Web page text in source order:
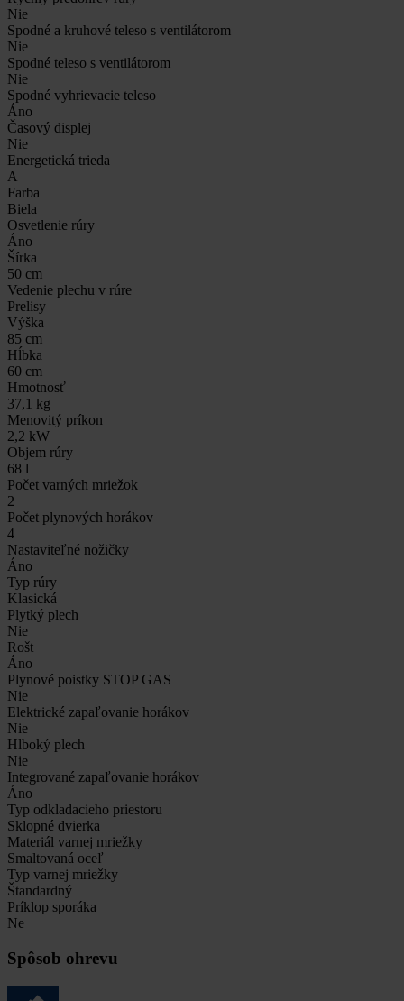
Nie
Spodné a kruhové teleso s ventilátorom
Nie
Spodné teleso s ventilátorom
Nie
Spodné vyhrievacie teleso
Áno
Časový displej
Nie
Energetická trieda
A
Farba
Biela
Osvetlenie rúry
Áno
Šírka
50 cm
Vedenie plechu v rúre
Prelisy
Výška
85 cm
Hĺbka
60 cm
Hmotnosť
37,1 kg
Menovitý príkon
2,2 kW
Objem rúry
68 l
Počet varných mriežok
2
Počet plynových horákov
4
Nastaviteľné nožičky
Áno
Typ rúry
Klasická
Plytký plech
Nie
Rošt
Áno
Plynové poistky STOP GAS
Nie
Elektrické zapaľovanie horákov
Nie
Hlboký plech
Nie
Integrované zapaľovanie horákov
Áno
Typ odkladacieho priestoru
Sklopné dvierka
Materiál varnej mriežky
Smaltovaná oceľ
Typ varnej mriežky
Štandardný
Príklop sporáka
Ne
Spôsob ohrevu